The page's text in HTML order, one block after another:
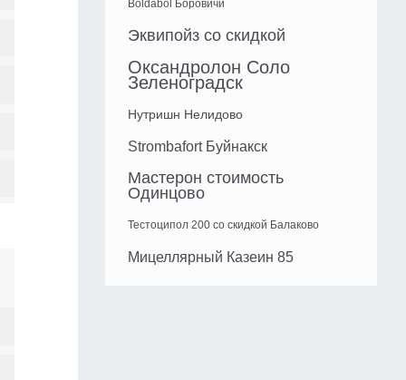
Boldabol Боровичи
Эквипойз со скидкой
Оксандролон Соло
Зеленоградск
Нутришн Нелидово
Strombafort Буйнакск
Мастерон стоимость
Одинцово
Тестоципол 200 со скидкой Балаково
Мицеллярный Казеин 85